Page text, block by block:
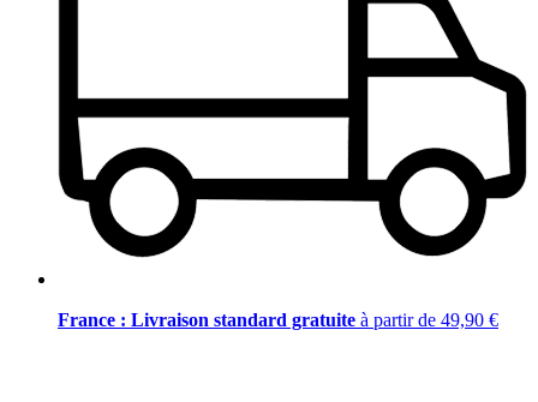
France : Livraison standard gratuite à partir de 49,90 €